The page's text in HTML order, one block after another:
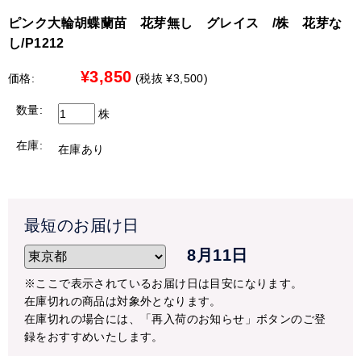
【限定商品のみ配送可能地域】
●中国地方、四国地方、九州地方への配送について
白大輪胡蝶蘭 ３本立ち45輪程度（つぼみ数含む）
※10月1日頃より再開を予定しておりますが、気温により変
※尚、クール便対応商品（アレンジメント・花束）はご注
文頂けます。
【配送停止の可能性にある地域】
配送停止の地域以外すべて
詳しくは、各商品ページ内に記載の「最短のお届け日」を
ご迷惑をお掛け致しますが、宜しくお願いいたします。
ピンク大輪胡蝶蘭苗 花芽無し グレイス /株 花芽な
し/P1212
価格: ¥3,850 (税抜 ¥3,500)
数量: 株
在庫: 在庫あり
最短のお届け日
8月11日
※ここで表示されているお届け日は目安になります。
在庫切れの商品は対象外となります。
在庫切れの場合には、「再入荷のお知らせ」ボタンのご登
録をおすすめいたします。